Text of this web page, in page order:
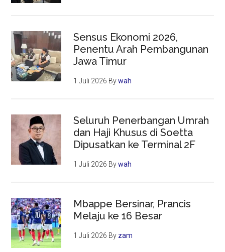
Sensus Ekonomi 2026,
Penentu Arah Pembangunan
Jawa Timur
1 Juli 2026 Bywah
Seluruh Penerbangan Umrah
dan Haji Khusus di Soetta
Dipusatkan ke Terminal 2F
1 Juli 2026 Bywah
Mbappe Bersinar, Prancis
Melaju ke 16 Besar
1 Juli 2026 By zam